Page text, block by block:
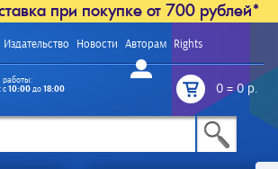
при покупке от 700 рублей*
Издательство Новости Авторам Rights
Войти
0=0 р.
работы:
с10:00до18:00